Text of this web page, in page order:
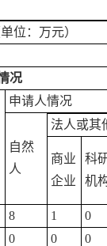
位：万元）
况
申请人情况
自然
人
法人或其
商业
企业
科
机
8 1
0
0 0 0